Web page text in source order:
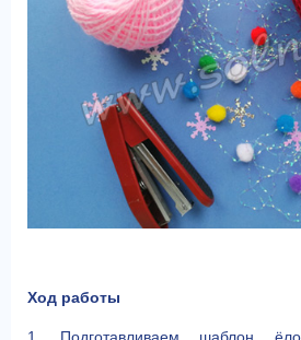
Ход работы
1. Подготавливаем шаблон